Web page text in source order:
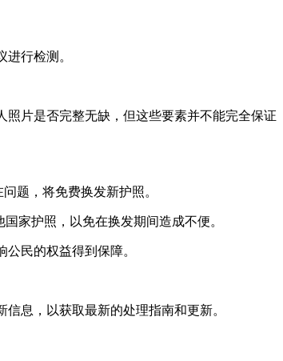
行检测。
片是否完整无缺，但这些要素并不能完全保证
题，将免费换发新护照。
家护照，以免在换发期间造成不便。
民的权益得到保障。
息，以获取最新的处理指南和更新。